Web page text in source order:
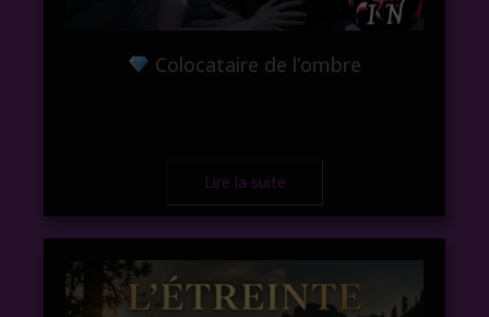
Colocataire de l’ombre
Lire la suite